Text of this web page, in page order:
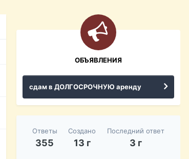
ОБЪЯВЛЕНИЯ
сдам в ДОЛГОСРОЧНУЮ аренду
Ответы
355
Создано
13 г
Последний ответ
3 г